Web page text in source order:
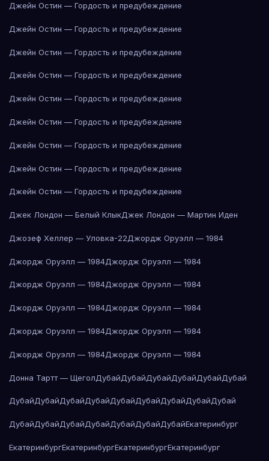
Джейн Остин — Гордость и предубеждение
Джейн Остин — Гордость и предубеждение
Джейн Остин — Гордость и предубеждение
Джейн Остин — Гордость и предубеждение
Джейн Остин — Гордость и предубеждение
Джейн Остин — Гордость и предубеждение
Джейн Остин — Гордость и предубеждение
Джейн Остин — Гордость и предубеждение
Джейн Остин — Гордость и предубеждение
Джек Лондон — Белый КлыкДжек Лондон — Мартин Иден
Джозеф Хеллер — Уловка-22Джордж Оруэлл — 1984
Джордж Оруэлл — 1984Джордж Оруэлл — 1984
Джордж Оруэлл — 1984Джордж Оруэлл — 1984
Джордж Оруэлл — 1984Джордж Оруэлл — 1984
Джордж Оруэлл — 1984Джордж Оруэлл — 1984
Джордж Оруэлл — 1984Джордж Оруэлл — 1984
Донна Тартт — ЩеголДубайДубайДубайДубайДубайДубай
ДубайДубайДубайДубайДубайДубайДубайДубайДубай
ДубайДубайДубайДубайДубайДубайДубайЕкатеринбург
ЕкатеринбургЕкатеринбургЕкатеринбургЕкатеринбург